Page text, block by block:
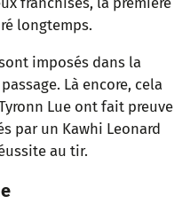
longtemps.
imposés dans la
Là encore, cela
Lue ont fait preuve
par un Kawhi Leonard
au tir.